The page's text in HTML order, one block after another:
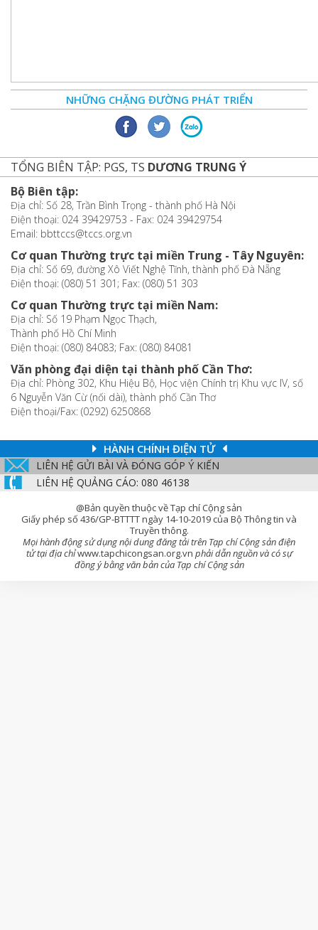
NHỮNG CHẶNG ĐƯỜNG PHÁT TRIỂN
TỔNG BIÊN TẬP: PGS, TS DƯƠNG TRUNG Ý
Bộ Biên tập:
Địa chỉ: Số 28, Trần Bình Trọng - thành phố Hà Nội
Điện thoại: 024 39429753 - Fax: 024 39429754
Email: bbttccs@tccs.org.vn
Cơ quan Thường trực tại miền Trung - Tây Nguyên:
Địa chỉ: Số 69, đường Xô Viết Nghệ Tĩnh, thành phố Đà Nẵng
Điện thoại: (080) 51 301; Fax: (080) 51 303
Cơ quan Thường trực tại miền Nam:
Địa chỉ: Số 19 Phạm Ngọc Thạch,
Thành phố Hồ Chí Minh
Điện thoại: (080) 84083; Fax: (080) 84081
Văn phòng đại diện tại thành phố Cần Thơ:
Địa chỉ: Phòng 302, Khu Hiệu Bộ, Học viện Chính trị Khu vực IV, số
6 Nguyễn Văn Cừ (nối dài), thành phố Cần Thơ
Điện thoại/Fax: (0292) 6250868
HÀNH CHÍNH ĐIỆN TỬ
LIÊN HỆ GỬI BÀI VÀ ĐÓNG GÓP Ý KIẾN
LIÊN HỆ QUẢNG CÁO: 080 46138
@Bản quyền thuộc về Tạp chí Cộng sản
Giấy phép số 436/GP-BTTTT ngày 14-10-2019 của Bộ Thông tin và
Truyền thông.
Mọi hành động sử dụng nội dung đăng tải trên Tạp chí Cộng sản điện
tử tại địa chỉwww.tapchicongsan.org.vn phải dẫn nguồn và có sự
đồng ý bằng văn bản của Tạp chí Cộng sản